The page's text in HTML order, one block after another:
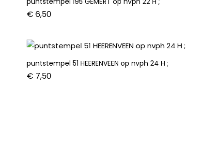
€ 6,50
puntstempel 51 HEERENVEEN op nvph 24 H ;
€ 7,50